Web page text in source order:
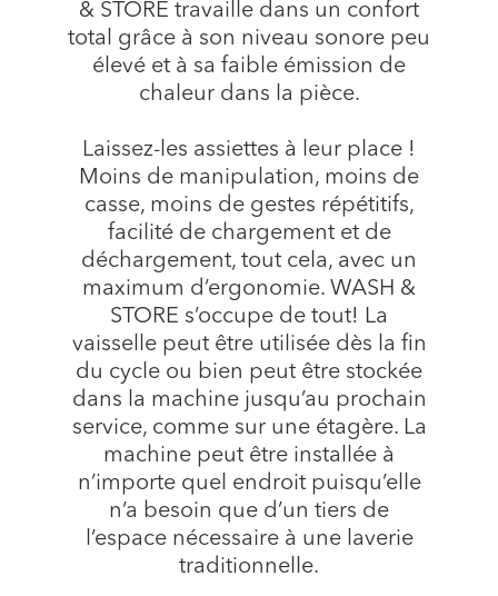
& STORE travaille dans un confort
total grâce à son niveau sonore peu
élevé et à sa faible émission de
chaleur dans la pièce.
Laissez-les assiettes à leur place !
Moins de manipulation, moins de
casse, moins de gestes répétitifs,
facilité de chargement et de
déchargement, tout cela, avec un
maximum d’ergonomie. WASH &
STORE s’occupe de tout! La
vaisselle peut être utilisée dès la fin
du cycle ou bien peut être stockée
dans la machine jusqu’au prochain
service, comme sur une étagère. La
machine peut être installée à
n’importe quel endroit puisqu’elle
n’a besoin que d’un tiers de
l’espace nécessaire à une laverie
traditionnelle.